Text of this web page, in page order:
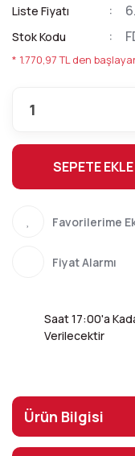
Liste Fiyatı
Stok Kodu
* 1.770,97 TL den
SEPETE EKLE
Fiyat Alarmı
Saat 17:00'a
Verilecektir
Ürün Bilgisi